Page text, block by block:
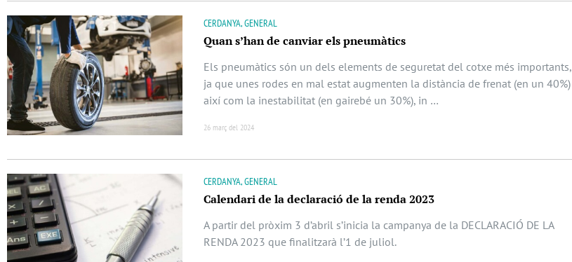
CERDANYA, GENERAL
Quan s’han de canviar els pneumàtics
Els pneumàtics són un dels elements de seguretat del cotxe més importants,
ja que unes rodes en mal estat augmenten la distància de frenat (en un 40%)
així com la inestabilitat (en gairebé un 30%), in …
26 març del 2024
CERDANYA, GENERAL
Calendari de la declaració de la renda 2023
A partir del pròxim 3 d’abril s’inicia la campanya de la DECLARACIÓ DE LA
RENDA 2023 que finalitzarà l’1 de juliol.